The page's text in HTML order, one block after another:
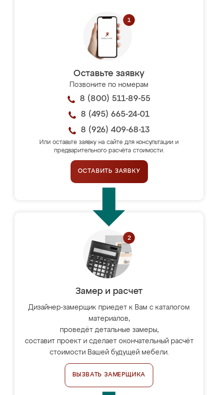
Оставьте заявку
Позвоните по номерам
8 (800) 511-89-55
8 (495) 665-24-01
8 (926) 409-68-13
Или оставьте заявку на сайте для консультации и
предварительного расчёта стоимости.
ОСТАВИТЬ ЗАЯВКУ
Замер и расчет
Дизайнер-замерщик приедет к Вам с каталогом
материалов,
проведёт детальные замеры,
составит проект и сделает окончательный расчёт
стоимости Вашей будущей мебели.
ВЫЗВАТЬ ЗАМЕРЩИКА